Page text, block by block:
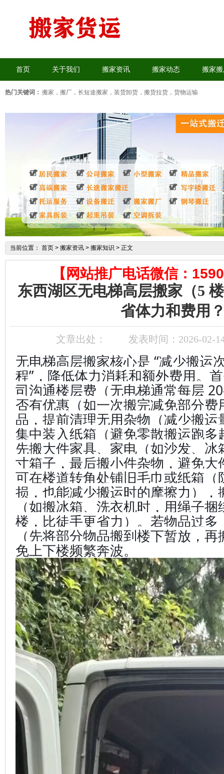
首页 关于我们 搬家资讯 搬家动态 搬家
热门关键词： 搬家，搬厂， 长短途搬家 ， 装货卸货， 搬货拉货， 货物运输
当前位置： 首页 > 搬家资讯 > 搬家知识 > 正文
【网站推广电话微信：
东西湖区无电梯高层搬家（5
省体力和费用
文章出处： 发表时间：2026-02-
无电梯高层搬家核心是 “减少搬运
程”，降低体力消耗和额外费用。
司沟通楼层费（无电梯通常每层
否有优惠（如一次搬完减免部分费
品，提前清理无用杂物（减少搬运
集中装入纸箱（避免零散搬运跑多
先搬大件家具、家电（如沙发、冰
寸箱子，最后搬小件杂物，避免大
可在楼道转角处铺旧毛巾或纸箱（
损，也能减少搬运时的摩擦力），
（如搬冰箱、洗衣机时，用绳子
楼，比徒手更省力）。若物品过多
（先将部分物品搬到楼下暂放，
免上下楼频繁奔波。